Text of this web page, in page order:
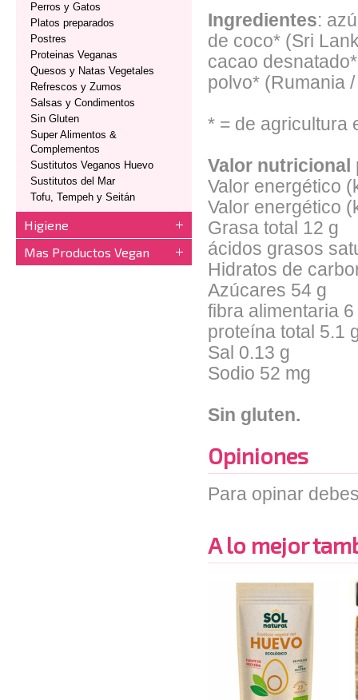
Perros y Gatos
Platos preparados
Postres
Proteinas Veganas
Quesos y Natas Vegetales
Refrescos y Zumos
Salsas y Condimentos
Sin Gluten
Super Alimentos &
Complementos
Sustitutos Veganos Huevo
Sustitutos del Mar
Tofu, Tempeh y Seitán
Higiene
Mas Productos Vegan
Ingredientes:
de coco* (Sri
cacao
polvo* (Rumania
* = de agricultura
Valor nutricional
Valor energético
Valor energético
Grasa total 12 g
ácidos grasos
Hidratos de
Azúcares 54 g
fibra alimentaria 6
proteína total 5.1
Sal 0.13 g
Sodio 52 mg
Sin gluten.
Opiniones
Para opinar
A lo mejor